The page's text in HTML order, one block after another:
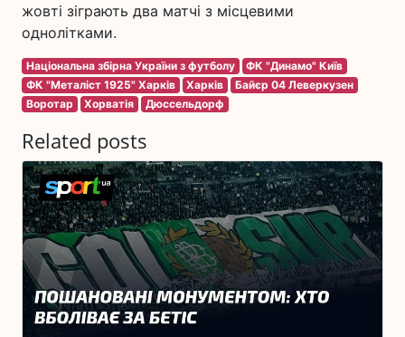
жовті зіграють два матчі з місцевими
однолітками.
Національна збірна України з футболу
ФК "Динамо" Київ
ФК "Металіст 1925" Харків
Харків
Байєр 04 Леверкузен
Воротар
Хорватія Дюссельдорф
Related posts